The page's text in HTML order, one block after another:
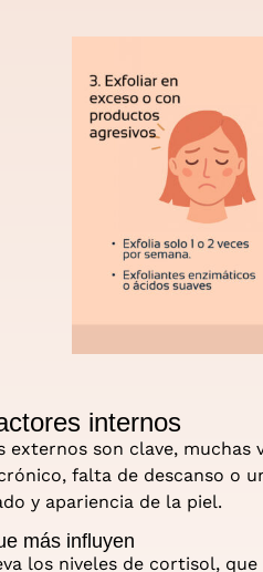
internos
externos son clave,
falta de descanso o
y apariencia de la piel.
más influyen
los niveles de cortisol,